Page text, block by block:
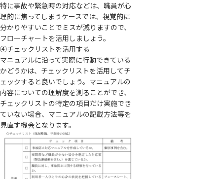
特に事故や緊急時の対応などは、職員が心
理的に焦ってしまうケースでは、視覚的に
分かりやすいことでミスが減りますので、
フローチャートを活用しましょう。
④チェックリストを活用する
マニュアルに沿って実際に行動できている
かどうかは、チェックリストを活用してチ
ェックすると良いでしょう。マニュアルの
内容についての理解度を測ることができ、
チェックリストの特定の項目だけ実施でき
ていない場合、マニュアルの記載方法等を
見直す機会となります。